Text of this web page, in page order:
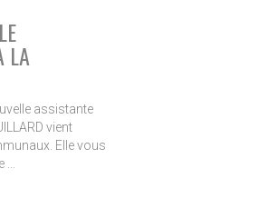
LA
assistante
vient
Elle vous